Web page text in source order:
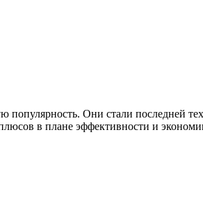
Они стали последней
в плане эффективности и